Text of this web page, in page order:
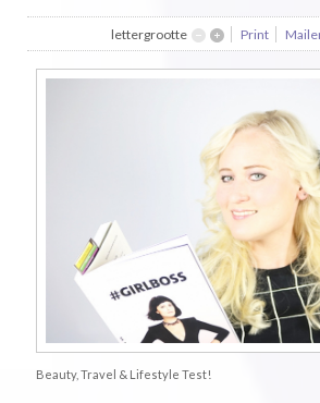
lettergrootte Print
Beauty, Travel & Lifestyle Test!